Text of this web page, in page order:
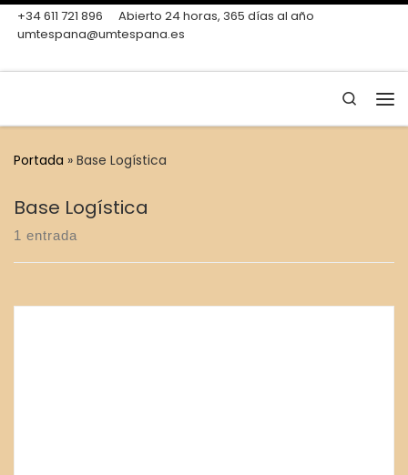
Skip to content
+34 611 721 896
Abierto 24 horas, 365 días al año
umtespana@umtespana.es
Search
Portada » Base Logística
Base Logística
1 entrada